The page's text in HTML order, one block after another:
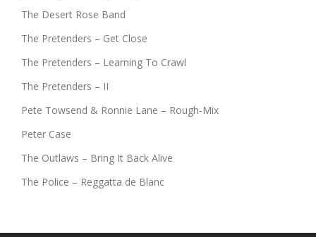
The Desert Rose Band
The Pretenders – Get Close
The Pretenders – Learning To Crawl
The Pretenders – II
Pete Towsend & Ronnie Lane – Rough-Mix
Peter Case
The Outlaws – Bring It Back Alive
The Police – Reggatta de Blanc